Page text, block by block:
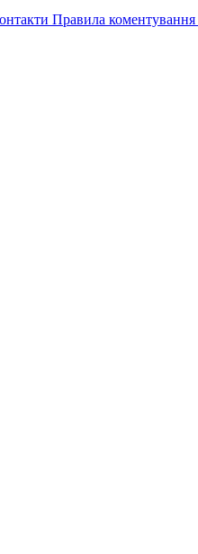
Правила коментування